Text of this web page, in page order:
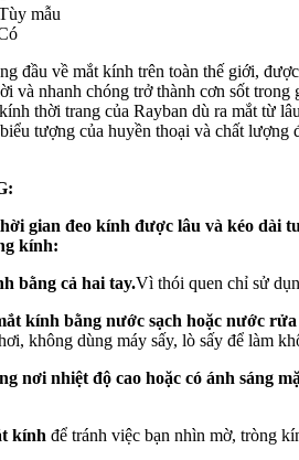
mẫu
đầu về mắt kính trên toàn thế giới,
và nhanh chóng trở thành cơn sốt
thời trang của Rayban dù ra mắt từ
tượng của huyền thoại và chất
gian đeo kính được lâu và kéo dài
kính:
bằng cả hai tay.Vì thói quen chỉ sử
kính bằng nước sạch hoặc nước
không dùng máy sấy, lò sấy để làm
nơi nhiệt độ cao hoặc có ánh sáng
kính để tránh việc bạn nhìn mờ, tròng